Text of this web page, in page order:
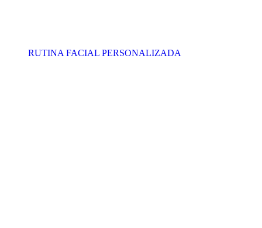
RUTINA FACIAL PERSONALIZADA